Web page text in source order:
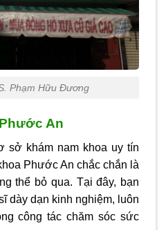
Phạm Hữu Đương
An
sở khám nam khoa uy tín
Phước An chắc chắn là
thể bỏ qua. Tại đây, bạn
dày dạn kinh nghiệm, luôn
công tác chăm sóc sức